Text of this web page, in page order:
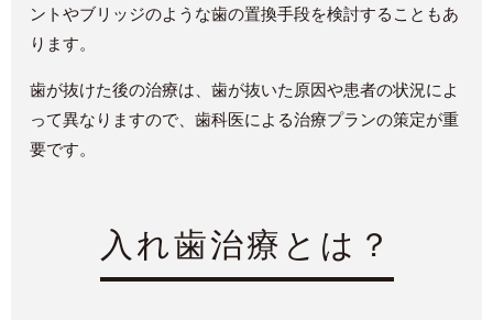
ントやブリッジのような歯の置換手段を検討することもあ
ります。
歯が抜けた後の治療は、歯が抜いた原因や患者の状況によ
って異なりますので、歯科医による治療プランの策定が重
要です。
入れ歯治療とは？